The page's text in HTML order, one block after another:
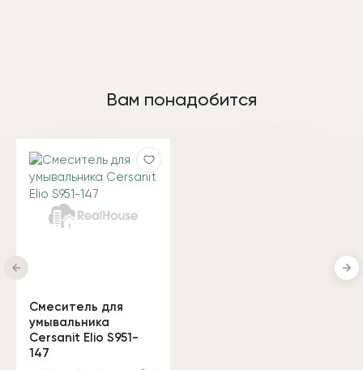
Вам понадобится
Смеситель для
умывальника
Cersanit Elio S951-
147